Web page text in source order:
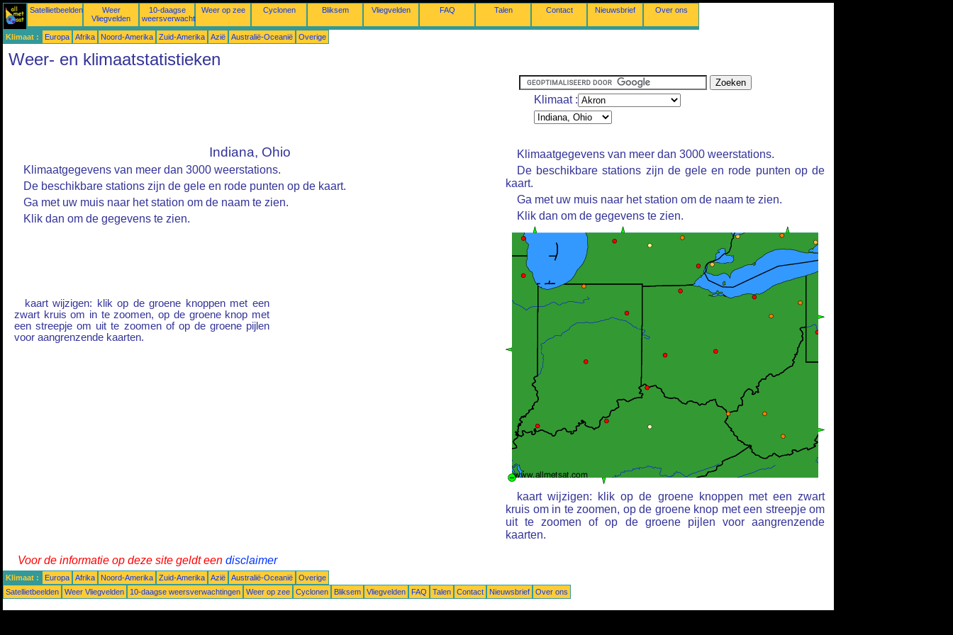
Satellietbeelden
Weer
Vliegvelden
10-daagse
weersverwachtingen
Weer op zee Cyclonen Bliksem Vliegvelden FAQ Talen Contact Nieuwsbrief Over ons
Klimaat : Europa Afrika Noord-Amerika Zuid-Amerika Azië Australië-Oceanië Overige
Weer- en klimaatstatistieken
Klimaat :
Indiana, Ohio
Klimaatgegevens van meer dan 3000 weerstations.
De beschikbare stations zijn de gele en rode punten op de kaart.
Ga met uw muis naar het station om de naam te zien.
Klik dan om de gegevens te zien.
kaart wijzigen: klik op de groene knoppen met een
zwart kruis om in te zoomen, op de groene knop met
een streepje om uit te zoomen of op de groene pijlen
voor aangrenzende kaarten.
Klimaatgegevens van meer dan 3000 weerstations.
De beschikbare stations zijn de gele en rode punten op de
kaart.
Ga met uw muis naar het station om de naam te zien.
Klik dan om de gegevens te zien.
kaart wijzigen: klik op de groene knoppen met een zwart
kruis om in te zoomen, op de groene knop met een streepje om
uit te zoomen of op de groene pijlen voor aangrenzende
kaarten.
Voor de informatie op deze site geldt een disclaimer
Klimaat : Europa Afrika Noord-Amerika Zuid-Amerika Azië Australië-Oceanië
Overige
Satellietbeelden
Weer Vliegvelden 10-daagse weersverwachtingen Weer op zee Cyclonen Bliksem Vliegvelden FAQ Talen Contact Nieuwsbrief Over ons